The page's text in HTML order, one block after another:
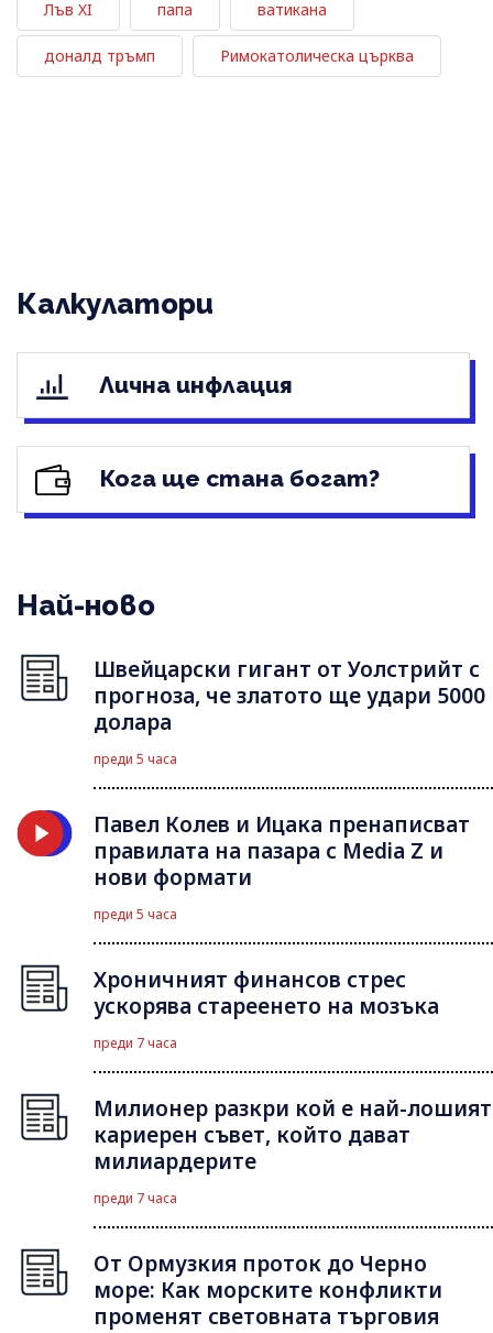
Лъв XI папа ватикана
доналд тръмп Римокатолическа църква
Калкулатори
Лична инфлация
Кога ще стана богат?
Най-ново
Швейцарски гигант от Уолстрийт с
прогноза, че златото ще удари 5000
долара
преди 5 часа
Павел Колев и Ицака пренаписват
правилата на пазара с Media Z и
нови формати
преди 5 часа
Хроничният финансов стрес
ускорява стареенето на мозъка
преди 7 часа
Милионер разкри кой е най-лошият
кариерен съвет, който дават
милиардерите
преди 7 часа
От Ормузкия проток до Черно
море: Как морските конфликти
променят световната търговия